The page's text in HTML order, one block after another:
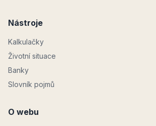
Nástroje
Kalkulačky
Životní situace
Banky
Slovník pojmů
O webu